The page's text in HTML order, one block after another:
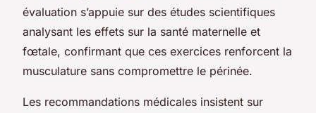
évaluation s’appuie sur des études scientifiques
analysant les effets sur la santé maternelle et
fœtale, confirmant que ces exercices renforcent la
musculature sans compromettre le périnée.
Les recommandations médicales insistent sur